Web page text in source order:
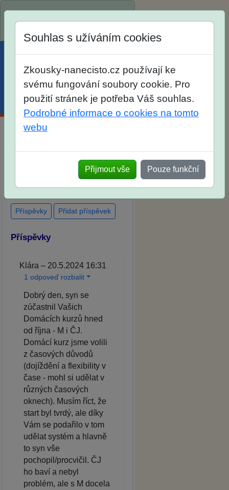
Menu Účet Košík
po skutečných přijímacích
zkouškách
Souhlas s užíváním cookies
Zkousky-nanecisto.cz používají ke
svému fungování soubory cookie. Pro
použití stránek je potřeba Váš souhlas.
Podrobné informace o cookies na tomto
webu
Přijmout vše Pouze funkční
Příspěvky Přidat příspěvek
Příspěvky
Klára – 20.5.2024 16:31
1 odpoveď rozbalit
Dobrý den, syn se
zúčastnil Vašich
Domácích kurzů hned
od října - M i ČJ.
Domácí kurz jsme volili
z časových důvodů
(dojíždění a flexibility v
čase - mohl si udělat v
různých časových
oknech). Musím říct, že
start byl tvrdý, ale díky
Vám se podařilo v tom
udělat systém a hlavně
to syn vše
pochopil/procvičil. ČJ
ho baví a nebyl
problém, ale s M docela